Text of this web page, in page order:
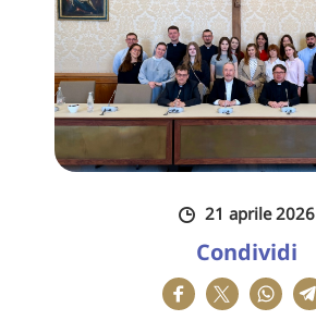
21 aprile 2026
Condividi